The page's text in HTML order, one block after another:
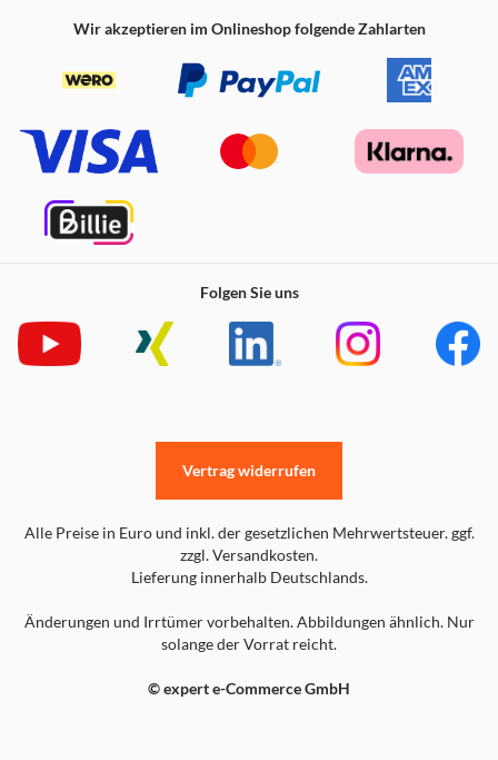
Wir akzeptieren im Onlineshop folgende Zahlarten
Folgen Sie uns
Alle Preise in Euro und inkl. der gesetzlichen Mehrwertsteuer. ggf.
zzgl. Versandkosten.
Lieferung innerhalb Deutschlands.
Änderungen und Irrtümer vorbehalten. Abbildungen ähnlich. Nur
solange der Vorrat reicht.
© expert e-Commerce GmbH
Vertrag widerrufen